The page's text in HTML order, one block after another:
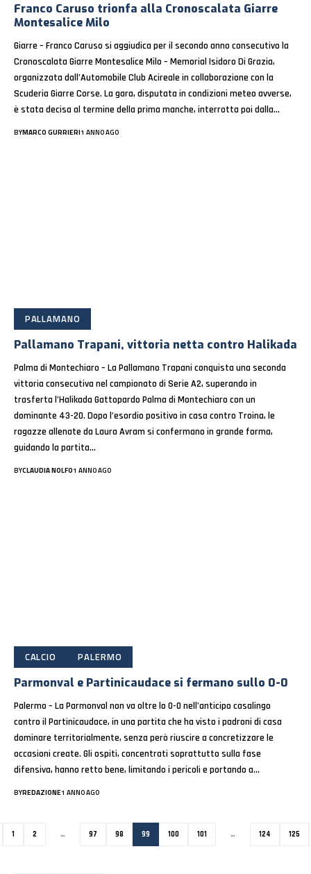
Franco Caruso trionfa alla Cronoscalata Giarre
Montesalice Milo
Giarre – Franco Caruso si aggiudica per il secondo anno consecutivo la
Cronoscalata Giarre Montesalice Milo – Memorial Isidoro Di Grazia,
organizzata dall’Automobile Club Acireale in collaborazione con la
Scuderia Giarre Corse. La gara, disputata in condizioni meteo avverse,
è stata decisa al termine della prima manche, interrotta poi dalla…
BYMARCO GURRIERI1 ANNO AGO
PALLAMANO
Pallamano Trapani, vittoria netta contro Halikada
Palma di Montechiaro – La Pallamano Trapani conquista una seconda
vittoria consecutiva nel campionato di Serie A2, superando in
trasferta l’Halikada Gattopardo Palma di Montechiaro con un
dominante 43-20. Dopo l’esordio positivo in casa contro Troina, le
ragazze allenate da Laura Avram si confermano in grande forma,
guidando la partita…
BYCLAUDIA NOLFO1 ANNO AGO
CALCIO PALERMO
Parmonval e Partinicaudace si fermano sullo 0-0
Palermo – La Parmonval non va oltre lo 0-0 nell’anticipo casalingo
contro il Partinicaudace, in una partita che ha visto i padroni di casa
dominare territorialmente, senza però riuscire a concretizzare le
occasioni create. Gli ospiti, concentrati soprattutto sulla fase
difensiva, hanno retto bene, limitando i pericoli e portando a…
BYREDAZIONE1 ANNO AGO
1 2 … 97 98 99 100 101 … 124 125